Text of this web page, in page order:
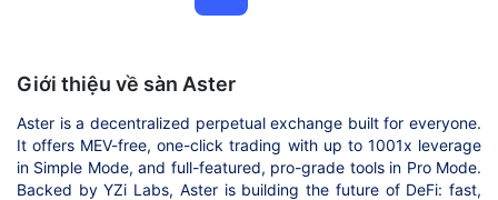
Giới thiệu về sàn Aster
Aster is a decentralized perpetual exchange built for everyone.
It offers MEV-free, one-click trading with up to 1001x leverage
in Simple Mode, and full-featured, pro-grade tools in Pro Mode.
Backed by YZi Labs, Aster is building the future of DeFi: fast,